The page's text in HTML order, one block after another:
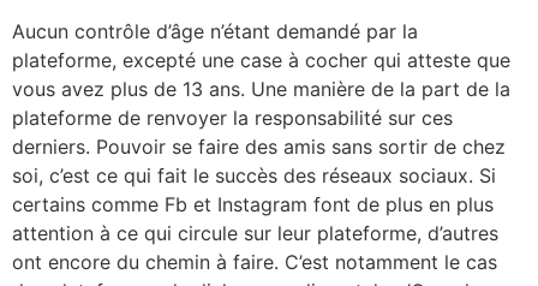
Aucun contrôle d’âge n’étant demandé par la
plateforme, excepté une case à cocher qui atteste que
vous avez plus de 13 ans. Une manière de la part de la
plateforme de renvoyer la responsabilité sur ces
derniers. Pouvoir se faire des amis sans sortir de chez
soi, c’est ce qui fait le succès des réseaux sociaux. Si
certains comme Fb et Instagram font de plus en plus
attention à ce qui circule sur leur plateforme, d’autres
ont encore du chemin à faire. C’est notamment le cas